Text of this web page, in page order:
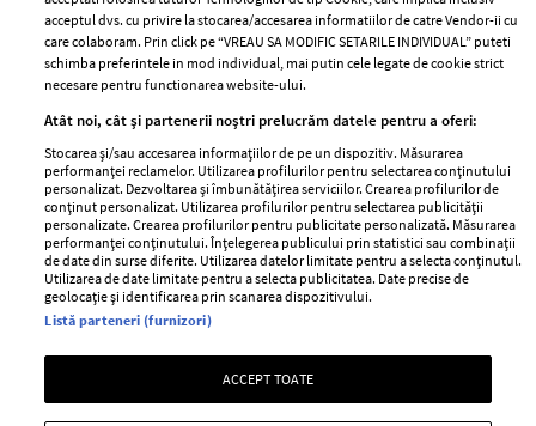
Unul dintre cele mai folosite
aeroporturi din Europa își
închide complet porțile timp
de trei luni. Milioane de
pasageri, afectați
Un vecin instruit poate salva o
viață. Vezi despre ce e vorba
Intră în culisele noii colecții
Vara care te schimbă: cum
transformi fiecare amintire
într-o poveste pe care o porți
acceptul dvs. cu privire la stocarea/accesarea informatiilor de catre Vendor-ii cu
care colaboram. Prin click pe “VREAU SA MODIFIC SETARILE INDIVIDUAL” puteti
schimba preferintele in mod individual, mai putin cele legate de cookie strict
necesare pentru functionarea website-ului.
Atât noi, cât și partenerii noștri prelucrăm datele pentru a oferi:
Stocarea și/sau accesarea informațiilor de pe un dispozitiv. Măsurarea
performanței reclamelor. Utilizarea profilurilor pentru selectarea conținutului
personalizat. Dezvoltarea și îmbunătățirea serviciilor. Crearea profilurilor de
conținut personalizat. Utilizarea profilurilor pentru selectarea publicității
personalizate. Crearea profilurilor pentru publicitate personalizată. Măsurarea
performanței conținutului. Înțelegerea publicului prin statistici sau combinații
de date din surse diferite. Utilizarea datelor limitate pentru a selecta conținutul.
Utilizarea de date limitate pentru a selecta publicitatea. Date precise de
geolocație și identificarea prin scanarea dispozitivului.
Listă parteneri (furnizori)
ACCEPT TOATE